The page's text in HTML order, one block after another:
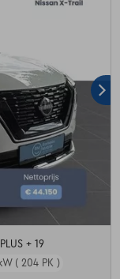
+ 19
( 204 PK )